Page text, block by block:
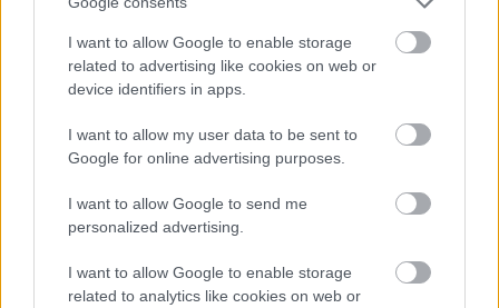
I want to allow Google to enable storage
related to advertising like cookies on web or
device identifiers in apps.
I want to allow my user data to be sent to
Google for online advertising purposes.
I want to allow Google to send me
personalized advertising.
I want to allow Google to enable storage
related to analytics like cookies on web or